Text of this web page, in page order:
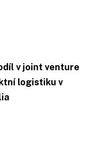
v joint venture
logistiku v